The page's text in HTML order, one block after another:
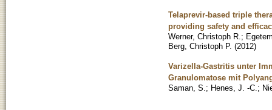
Telaprevir-based triple
providing safety and
Werner, Christoph R. ;
Berg, Christoph P. (2012)
Varizella-Gastritis unter
Granulomatose mit
Saman, S. ; Henes, J. -C. ;